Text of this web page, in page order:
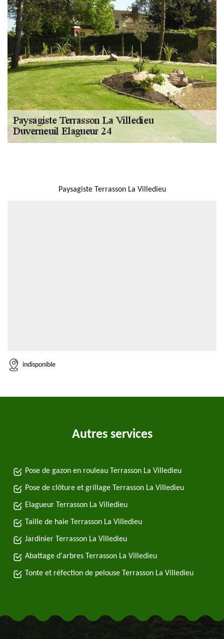
Paysagiste Terrasson La Villedieu
indisponible
Autres services
Pose de gazon en rouleau Terrasson La Villedieu
Pose de clôture et grillage Terrasson La Villedieu
Elagueur Terrasson La Villedieu
Taille de haie Terrasson La Villedieu
Jardinier Terrasson La Villedieu
Abattage d'arbres Terrasson La Villedieu
Tonte et réfection de pelouse Terrasson La Villedieu